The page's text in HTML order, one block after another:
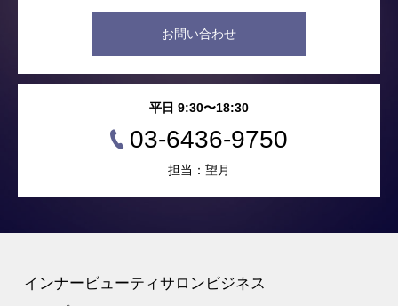
お問い合わせ
平日 9:30〜18:30
03-6436-9750
担当：望月
インナービューティサロンビジネス